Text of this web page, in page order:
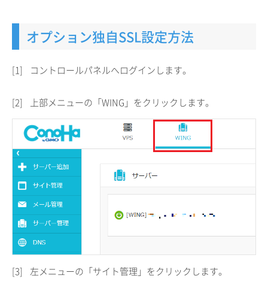
オプション独自SSL設定方法
[1] コントロールパネルへログインします。
[2] 上部メニューの「WING」をクリックします。
[3] 左メニューの「サイト管理」をクリックします。